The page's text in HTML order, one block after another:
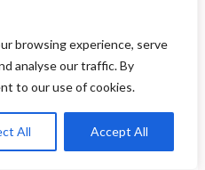
browsing experience, serve
analyse our traffic. By
to our use of cookies.
All Accept All
le prix d’une séance de
en attendant votre